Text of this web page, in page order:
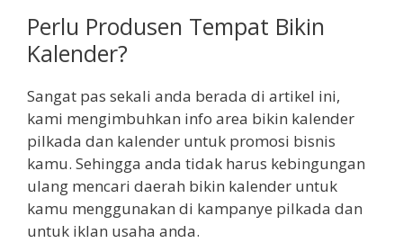
Perlu Produsen Tempat Bikin
Kalender?
Sangat pas sekali anda berada di artikel ini,
kami mengimbuhkan info area bikin kalender
pilkada dan kalender untuk promosi bisnis
kamu. Sehingga anda tidak harus kebingungan
ulang mencari daerah bikin kalender untuk
kamu menggunakan di kampanye pilkada dan
untuk iklan usaha anda.